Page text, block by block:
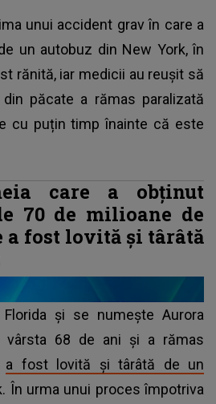
unui accident grav în care a
un autobuz din New York, în
rănită, iar medicii au reușit să
păcate a rămas paralizată
cu puțin timp înainte că este
care a obținut
70 de milioane de
a fost lovită și târâtă
și se numește Aurora
vârsta 68 de ani și a rămas
a fost lovită și târâtă de un
În urma unui proces împotriva